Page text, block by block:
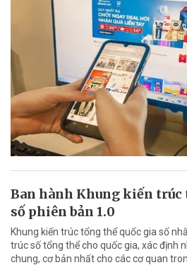
Ban hành Khung kiến trúc
số phiên bản 1.0
Khung kiến trúc tổng thể quốc gia số
trúc số tổng thể cho quốc gia, xác định
chung, cơ bản nhất cho các cơ quan